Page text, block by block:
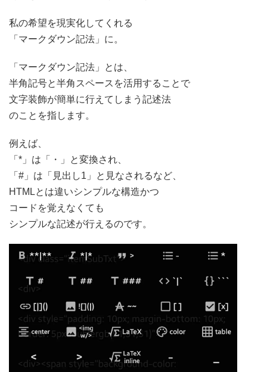
私の希望を現実化してくれる
「マークダウン記法」に。
「マークダウン記法」とは、
半角記号と半角スペースを活用することで
文字装飾が簡単に行えてしまう記述法
のことを指します。
例えば、
「*」は「・」と変換され、
「#」は「見出し1」と見なされるなど、
HTMLとは違いシンプルな構造かつ
コードを覚えなくても
シンプルな記述が行えるのです。